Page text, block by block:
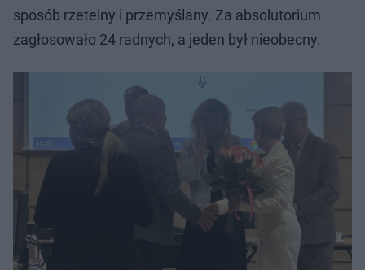
sposób rzetelny i przemyślany. Za absolutorium
zagłosowało 24 radnych, a jeden był nieobecny.